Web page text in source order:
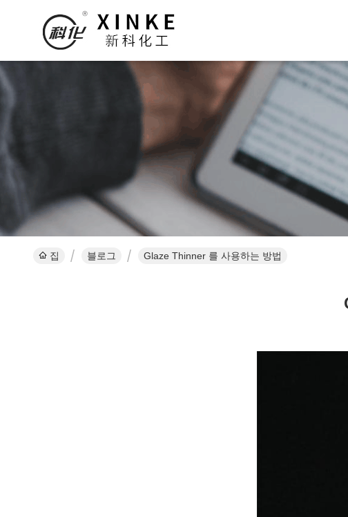
집 블로그 Glaze Thinner 를 사용하는 방법